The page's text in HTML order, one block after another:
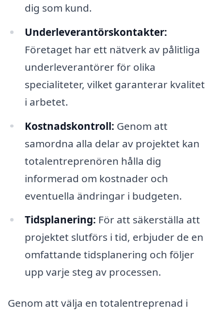
dig som kund.
Underleverantörskontakter:
Företaget har ett nätverk av pålitliga
underleverantörer för olika
specialiteter, vilket garanterar kvalitet
i arbetet.
Kostnadskontroll: Genom att
samordna alla delar av projektet kan
totalentreprenören hålla dig
informerad om kostnader och
eventuella ändringar i budgeten.
Tidsplanering: För att säkerställa att
projektet slutförs i tid, erbjuder de en
omfattande tidsplanering och följer
upp varje steg av processen.
Genom att välja en totalentreprenad i